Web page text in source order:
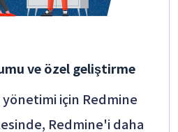
ve özel geliştirme
için Redmine
Redmine'i daha